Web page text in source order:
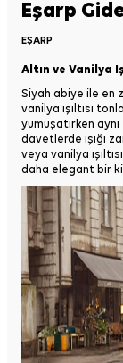
Eşarp
EŞARP
Altın ve Vanilya
Siyah abiye ile en
vanilya ışıltısı
yumuşatırken
davetlerde ışığı
veya vanilya
daha elegant bir